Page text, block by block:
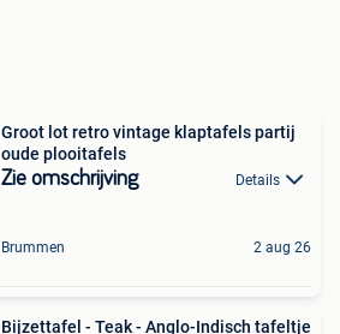
Groot lot retro vintage klaptafels partij
oude plooitafels
Zie omschrijving Details
Brummen 2 aug 26
Bijzettafel - Teak - Anglo-Indisch tafeltje